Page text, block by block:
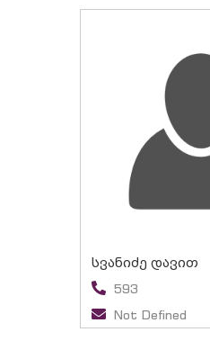
სვანიძე დავით
593
Not Defined